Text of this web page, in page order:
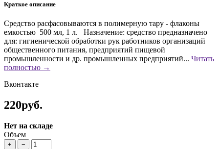
Краткое описание
Средство расфасовываются в полимерную тару - флаконы
емкостью 500 мл, 1 л. Назначение: средство предназначено
для: гигиенической обработки рук работников организаций
общественного питания, предприятий пищевой
промышленности и др. промышленных предприятий... Читать
полностью →
Вконтакте
220руб.
Нет на складе
Объем
+
−